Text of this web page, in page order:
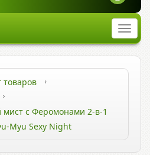
товаров
с Феромонами 2-в-1
Myu Sexy Night